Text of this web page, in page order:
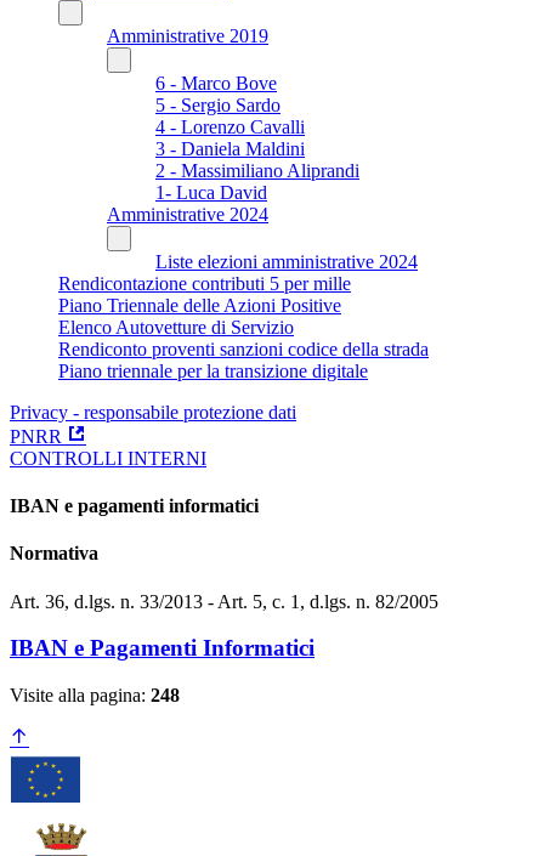
Amministrative 2019
6 - Marco Bove
5 - Sergio Sardo
4 - Lorenzo Cavalli
3 - Daniela Maldini
2 - Massimiliano Aliprandi
1- Luca David
Amministrative 2024
Liste elezioni amministrative 2024
Rendicontazione contributi 5 per mille
Piano Triennale delle Azioni Positive
Elenco Autovetture di Servizio
Rendiconto proventi sanzioni codice della strada
Piano triennale per la transizione digitale
Privacy - responsabile protezione dati
PNRR
CONTROLLI INTERNI
IBAN e pagamenti informatici
Normativa
Art. 36, d.lgs. n. 33/2013 - Art. 5, c. 1, d.lgs. n. 82/2005
IBAN e Pagamenti Informatici
Visite alla pagina: 248